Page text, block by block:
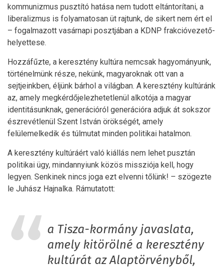
kommunizmus pusztító hatása nem tudott eltántorítani, a
liberalizmus is folyamatosan üt rajtunk, de sikert nem ért el
– fogalmazott vasárnapi posztjában a KDNP frakcióvezető-
helyettese.
Hozzáfűzte, a keresztény kultúra nemcsak hagyományunk,
történelmünk része, nekünk, magyaroknak ott van a
sejtjeinkben, éljünk bárhol a világban. A keresztény kultúránk
az, amely megkérdőjelezhetetlenül alkotója a magyar
identitásunknak, generációról generációra adjuk át sokszor
észrevétlenül Szent István örökségét, amely
felülemelkedik és túlmutat minden politikai hatalmon.
A keresztény kultúráért való kiállás nem lehet pusztán
politikai ügy, mindannyiunk közös missziója kell, hogy
legyen. Senkinek nincs joga ezt elvenni tőlünk! – szögezte
le Juhász Hajnalka. Rámutatott:
a Tisza-kormány javaslata,
amely kitörölné a keresztény
kultúrát az Alaptörvényből,